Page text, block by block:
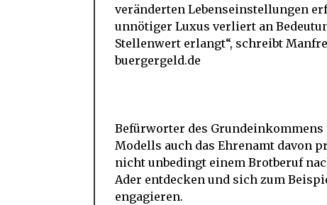
veränderten Lebenseinstellungen
unnötiger Luxus verliert an
Stellenwert erlangt“, schreibt
buergergeld.de
Befürworter des
Modells auch das Ehrenamt davon
nicht unbedingt einem Brotberuf
Ader entdecken und sich zum
engagieren.